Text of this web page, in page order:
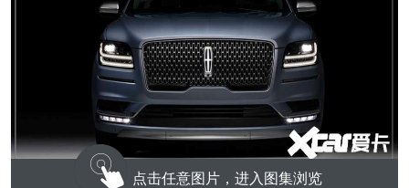
点击任意图片，进入图集浏览